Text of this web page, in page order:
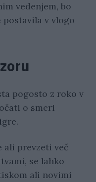
vedenjem, bo
v vlogo
pogosto z roko v
o smeri
ali prevzeti več
se lahko
ali novimi